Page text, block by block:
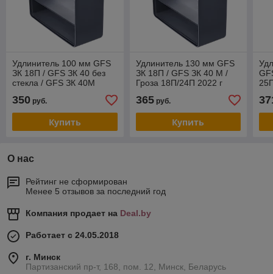
Удлинитель 100 мм GFS
ЗК 18П / GFS ЗК 40 без
стекла / GFS ЗК 40М
350 руб.
Купить
Удлинитель 130 мм GFS
ЗК 18П / GFS ЗК 40 М /
Гроза 18П/24П 2022 г
365руб.
Купить
О нас
Рейтинг не сформирован
Менее 5 отзывов за последний год
Компания продает на Deal.by
Работает с 24.05.2018
г. Минск
Партизанский пр-т, 168, пом. 12, Минск, Беларусь